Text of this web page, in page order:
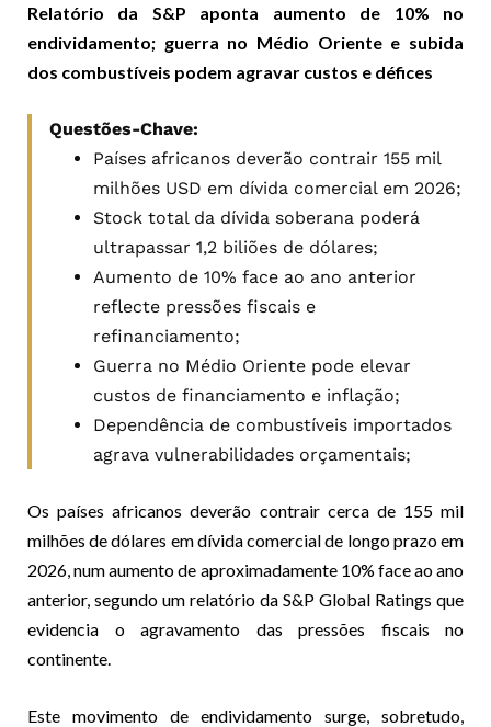
Relatório da S&P aponta aumento de 10% no
endividamento; guerra no Médio Oriente e subida
dos combustíveis podem agravar custos e défices
Questões-Chave:
Países africanos deverão contrair 155 mil
milhões USD em dívida comercial em 2026;
Stock total da dívida soberana poderá
ultrapassar 1,2 biliões de dólares;
Aumento de 10% face ao ano anterior
reflecte pressões fiscais e
refinanciamento;
Guerra no Médio Oriente pode elevar
custos de financiamento e inflação;
Dependência de combustíveis importados
agrava vulnerabilidades orçamentais;
Os países africanos deverão contrair cerca de 155 mil
milhões de dólares em dívida comercial de longo prazo em
2026, num aumento de aproximadamente 10% face ao ano
anterior, segundo um relatório da S&P Global Ratings que
evidencia o agravamento das pressões fiscais no
continente.
Este movimento de endividamento surge, sobretudo,